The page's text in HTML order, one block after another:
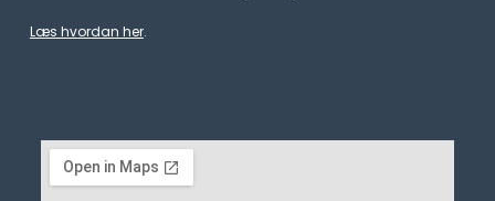
Læs hvordan her.